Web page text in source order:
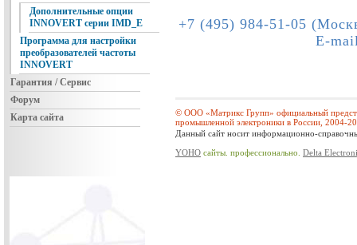
Дополнительные опции
INNOVERT серии IMD_E
Программа для настройки
преобразователей частоты
INNOVERT
Гарантия / Сервис
Форум
Карта сайта
+7 (495) 984-51-05
E-
© ООО «Матрикс Групп» официальный
промышленной электроники в России, 2004-
Данный сайт носит информационно-
YOHO сайты. профессионально. Delta